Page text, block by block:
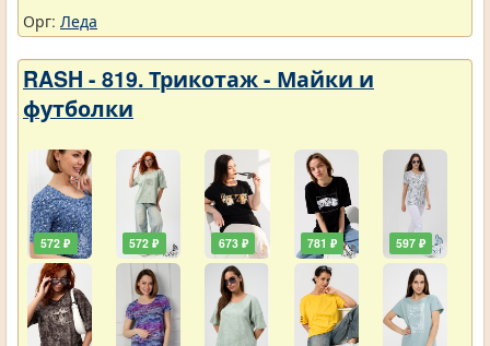
Орг: Леда
RASH - 819. Трикотаж - Майки и
футболки
572 ₽ 572 ₽ 673 ₽ 781 ₽ 597 ₽